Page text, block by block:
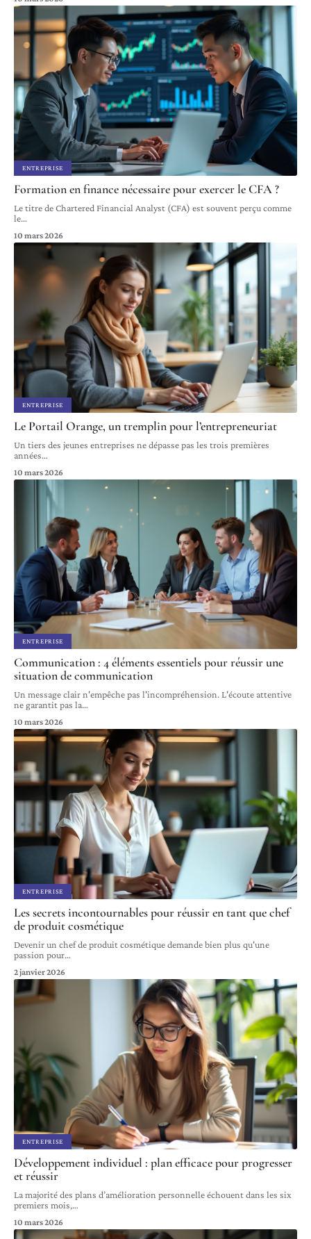
ENTREPRISE
Formation en finance nécessaire pour exercer le CFA ?
Le titre de Chartered Financial Analyst (CFA) est souvent perçu comme
le…
10 mars 2026
ENTREPRISE
Le Portail Orange, un tremplin pour l’entrepreneuriat
Un tiers des jeunes entreprises ne dépasse pas les trois premières
années…
10 mars 2026
ENTREPRISE
Communication : 4 éléments essentiels pour réussir une
situation de communication
Un message clair n'empêche pas l'incompréhension. L'écoute attentive
ne garantit pas la…
10 mars 2026
ENTREPRISE
Les secrets incontournables pour réussir en tant que chef
de produit cosmétique
Devenir un chef de produit cosmétique demande bien plus qu'une
passion pour…
2 janvier 2026
ENTREPRISE
Développement individuel : plan efficace pour progresser
et réussir
La majorité des plans d’amélioration personnelle échouent dans les six
premiers mois,…
10 mars 2026